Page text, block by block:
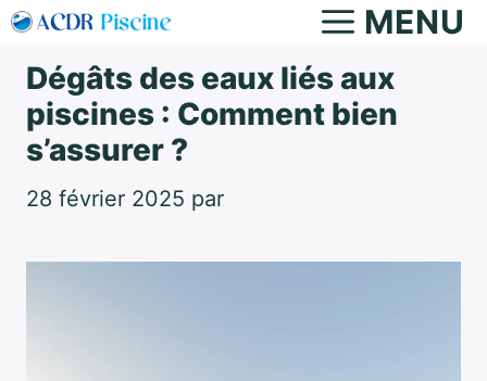
Aller
contenu
MENU
Dégâts des eaux liés aux
piscines : Comment bien
s’assurer ?
28 février 2025 par